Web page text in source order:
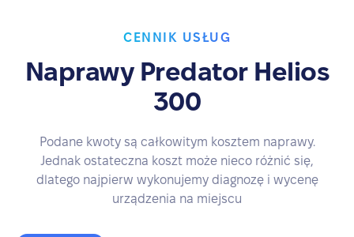
CENNIK USŁUG
Naprawy Predator Helios
300
Podane kwoty są całkowitym kosztem naprawy.
Jednak ostateczna koszt może nieco różnić się,
dlatego najpierw wykonujemy diagnozę i wycenę
urządzenia na miejscu